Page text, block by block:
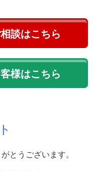
談はこちら
様はこちら
とうございます。